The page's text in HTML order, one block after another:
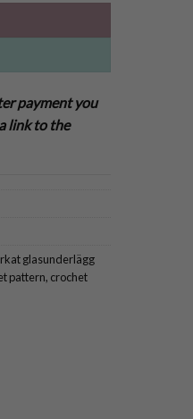
payment you
link to the
glasunderlägg
pattern, crochet